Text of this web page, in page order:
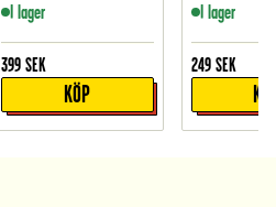
I lager
399 SEK
KÖP
I lager
249 SEK